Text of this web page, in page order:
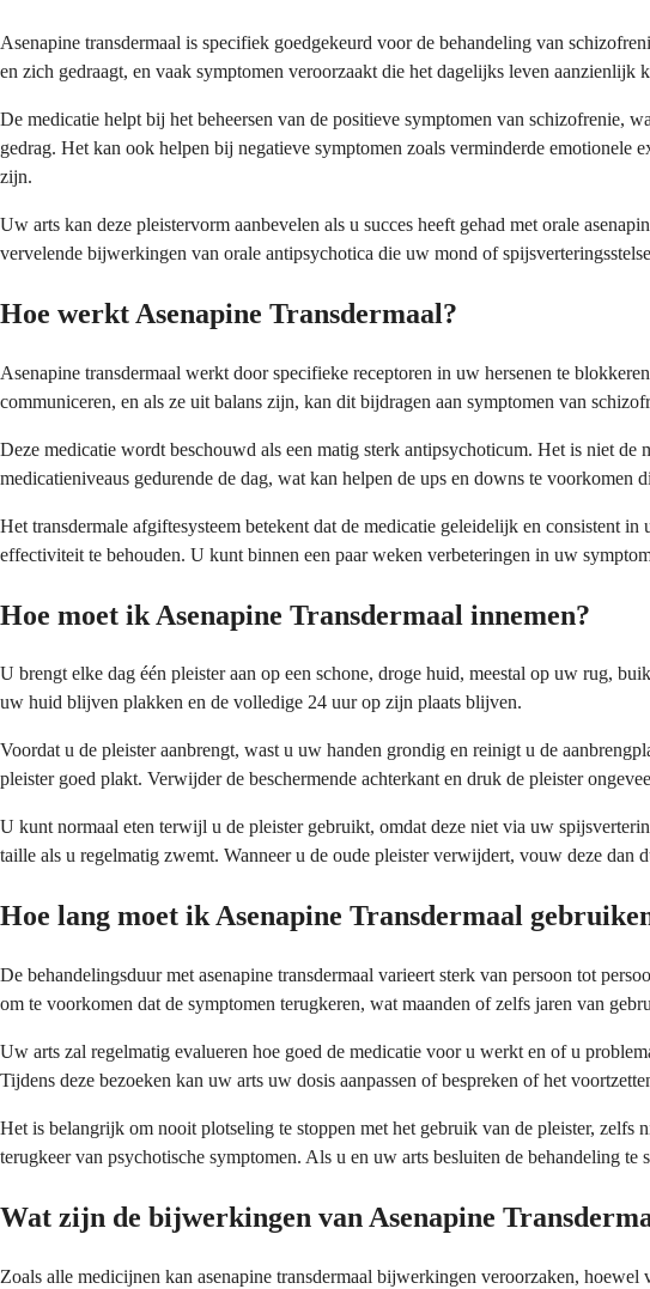
Asenapine transdermaal is specifiek goedgekeurd voor de behandeling van
en zich gedraagt, en vaak symptomen veroorzaakt die het dagelijks leven aanzienlijk
De medicatie helpt bij het beheersen van de positieve symptomen van schizofrenie,
gedrag. Het kan ook helpen bij negatieve symptomen zoals verminderde emotionele
zijn.
Uw arts kan deze pleistervorm aanbevelen als u succes heeft gehad met orale
vervelende bijwerkingen van orale antipsychotica die uw mond of
Hoe werkt Asenapine Transdermaal?
Asenapine transdermaal werkt door specifieke receptoren in uw hersenen te
communiceren, en als ze uit balans zijn, kan dit bijdragen aan symptomen van
Deze medicatie wordt beschouwd als een matig sterk antipsychoticum. Het is niet
medicatieniveaus gedurende de dag, wat kan helpen de ups en downs te voorkomen
Het transdermale afgiftesysteem betekent dat de medicatie geleidelijk en consistent
effectiviteit te behouden. U kunt binnen een paar weken verbeteringen in uw
Hoe moet ik Asenapine Transdermaal innemen?
U brengt elke dag één pleister aan op een schone, droge huid, meestal op uw rug,
uw huid blijven plakken en de volledige 24 uur op zijn plaats blijven.
Voordat u de pleister aanbrengt, wast u uw handen grondig en reinigt u de
pleister goed plakt. Verwijder de beschermende achterkant en druk de pleister
U kunt normaal eten terwijl u de pleister gebruikt, omdat deze niet via uw
taille als u regelmatig zwemt. Wanneer u de oude pleister verwijdert, vouw deze
Hoe lang moet ik Asenapine Transdermaal
De behandelingsduur met asenapine transdermaal varieert sterk van persoon tot
om te voorkomen dat de symptomen terugkeren, wat maanden of zelfs jaren van
Uw arts zal regelmatig evalueren hoe goed de medicatie voor u werkt en of u
Tijdens deze bezoeken kan uw arts uw dosis aanpassen of bespreken of het
Het is belangrijk om nooit plotseling te stoppen met het gebruik van de pleister, zelfs
terugkeer van psychotische symptomen. Als u en uw arts besluiten de behandeling
Wat zijn de bijwerkingen van Asenapine
Zoals alle medicijnen kan asenapine transdermaal bijwerkingen veroorzaken,